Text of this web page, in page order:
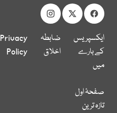
ایکسپریس
کے بارے
میں
ضابطہ
اخلاق
Privacy
Policy
صفحۂ اول
تازہ ترین